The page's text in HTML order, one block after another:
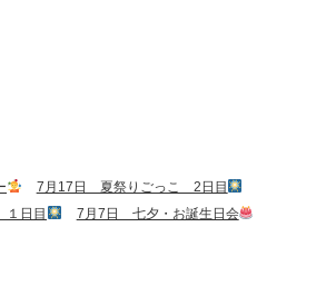
7月17日 夏祭りごっこ 2日目
日目
7月7日 七夕・お誕生日会